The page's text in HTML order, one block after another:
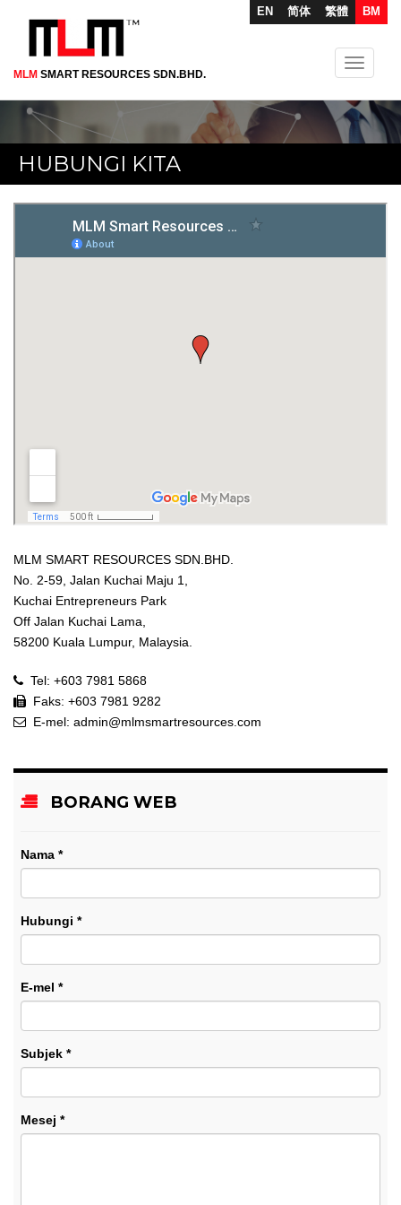
Skip
to
BM
繁體
简体
EN
MLM SMART RESOURCES SDN.BHD.
Toggle
HUBUNGI KITA
MLM SMART RESOURCES SDN.BHD.
No. 2-59, Jalan Kuchai Maju 1,
Kuchai Entrepreneurs Park
Off Jalan Kuchai Lama,
58200 Kuala Lumpur, Malaysia.
Tel: +603 7981 5868
Faks: +603 7981 9282
E-mel: admin@mlmsmartresources.com
BORANG WEB
Nama*
Hubungi*
E-mel*
Subjek*
Mesej*